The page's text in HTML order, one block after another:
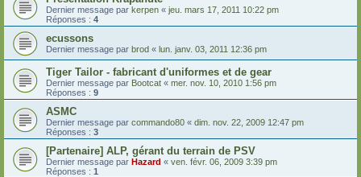
Dernier message par kerpen « jeu. mars 17, 2011 10:22 pm
Réponses : 4
ecussons
Dernier message par brod « lun. janv. 03, 2011 12:36 pm
Tiger Tailor - fabricant d'uniformes et de gear
Dernier message par Bootcat « mer. nov. 10, 2010 1:56 pm
Réponses : 9
ASMC
Dernier message par commando80 « dim. nov. 22, 2009 12:47 pm
Réponses : 3
[Partenaire] ALP, gérant du terrain de PSV
Dernier message par Hazard « ven. févr. 06, 2009 3:39 pm
Réponses : 1